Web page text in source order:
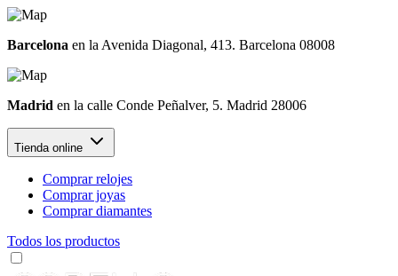
Barcelona en la Avenida Diagonal, 413. Barcelona 08008
Madrid en la calle Conde Peñalver, 5. Madrid 28006
Tienda online
Comprar relojes
Comprar joyas
Comprar diamantes
Todos los productos